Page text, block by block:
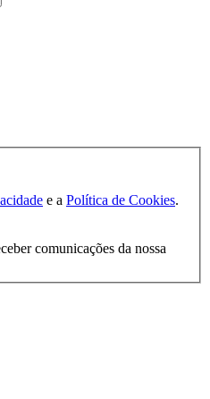
e a Política de Cookies.
comunicações da nossa